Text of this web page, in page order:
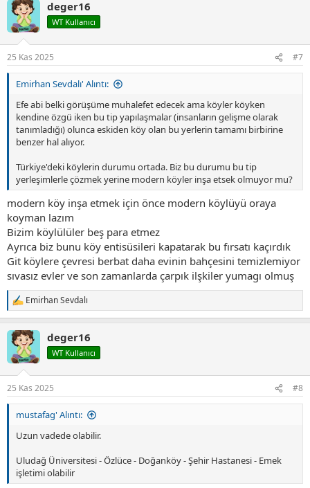
k
i
l
:
deger16
WT Kullanıcı
25 Kas 2025 #7
Emirhan Sevdalı' Alıntı:
Efe abi belki görüşüme muhalefet edecek ama köyler köyken
kendine özgü iken bu tip yapılaşmalar (insanların gelişme olarak
tanımladığı) olunca eskiden köy olan bu yerlerin tamamı birbirine
benzer hal alıyor.
Türkiye'deki köylerin durumu ortada. Biz bu durumu bu tip
yerleşimlerle çözmek yerine modern köyler inşa etsek olmuyor mu?
modern köy inşa etmek için önce modern köylüyü oraya
koyman lazım
Bizim köylülüler beş para etmez
Ayrıca biz bunu köy entisüsileri kapatarak bu fırsatı kaçırdık
Git köylere çevresi berbat daha evinin bahçesini temizlemiyor
sıvasız evler ve son zamanlarda çarpık ilşkiler yumagı olmuş
T
e
k
i
l
:
Emirhan Sevdalı
deger16
WT Kullanıcı
25 Kas 2025 #8
mustafag' Alıntı:
Uzun vadede olabilir.
Uludağ Üniversitesi - Özlüce - Doğanköy - Şehir Hastanesi - Emek
işletimi olabilir